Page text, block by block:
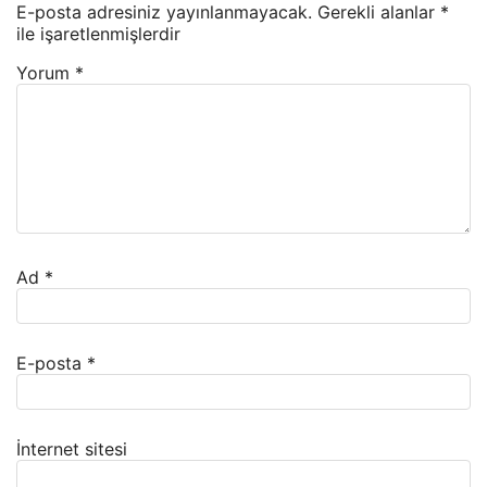
E-posta adresiniz yayınlanmayacak. Gerekli alanlar *
ile işaretlenmişlerdir
Yorum *
Ad *
E-posta *
İnternet sitesi